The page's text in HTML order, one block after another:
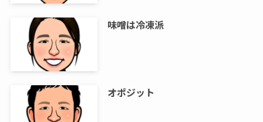
味噌は冷凍派
オポジット